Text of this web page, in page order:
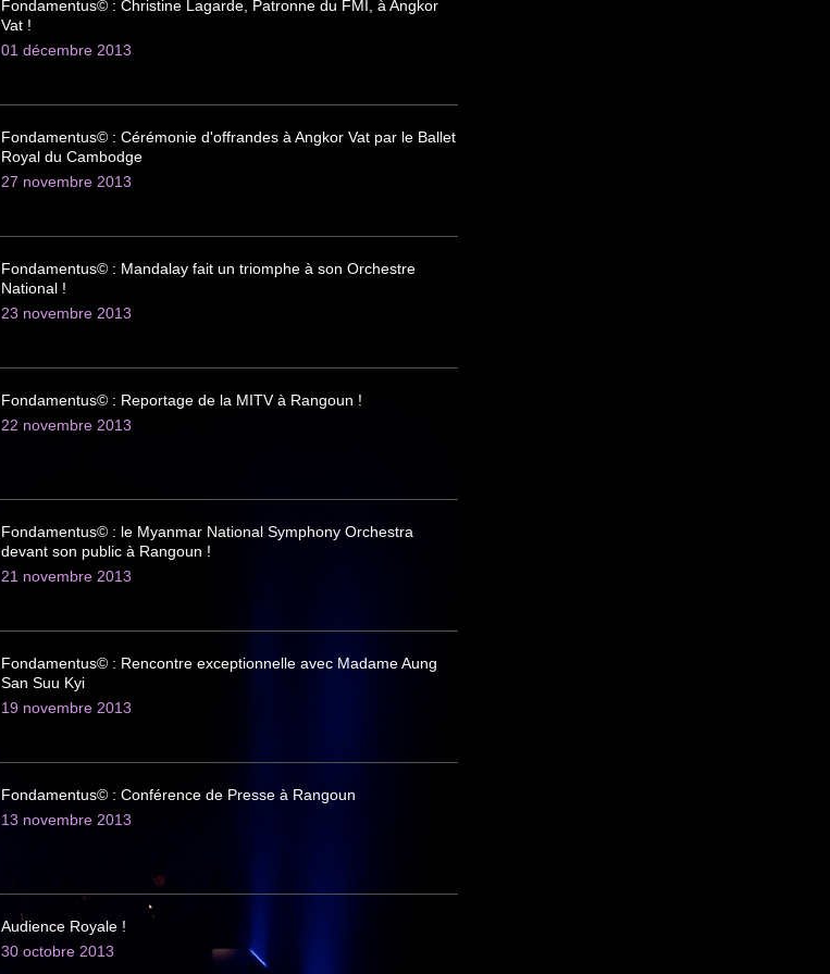
Fondamentus© : Christine Lagarde, Patronne du FMI, à Angkor
Vat !
01 décembre 2013
Fondamentus© : Cérémonie d'offrandes à Angkor Vat par le Ballet
Royal du Cambodge
27 novembre 2013
Fondamentus© : Mandalay fait un triomphe à son Orchestre
National !
23 novembre 2013
Fondamentus© : Reportage de la MITV à Rangoun !
22 novembre 2013
Fondamentus© : le Myanmar National Symphony Orchestra
devant son public à Rangoun !
21 novembre 2013
Fondamentus© : Rencontre exceptionnelle avec Madame Aung
San Suu Kyi
19 novembre 2013
Fondamentus© : Conférence de Presse à Rangoun
13 novembre 2013
Audience Royale !
30 octobre 2013